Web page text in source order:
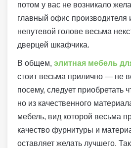
потом у вас не возникало
главный офис производителя
непутевой голове весьма
дверцей шкафчика.
В общем, элитная мебель
стоит весьма прилично — не
посему, следует приобретать
но из качественного
мебель, вид которой весьма
качество фурнитуры и
оставляет желать лучшего.